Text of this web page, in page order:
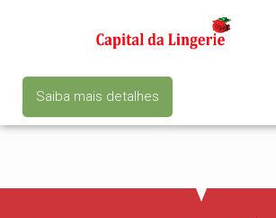
Saiba mais detalhes